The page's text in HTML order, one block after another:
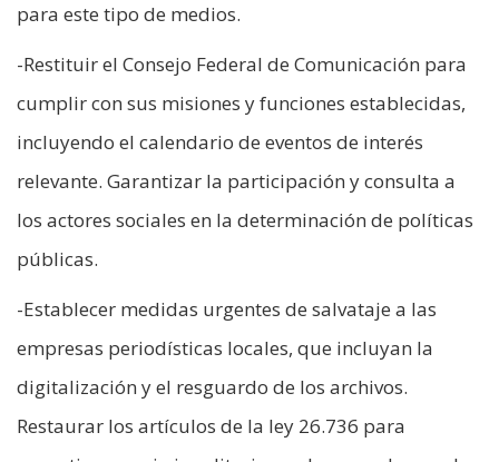
para este tipo de medios.
-Restituir el Consejo Federal de Comunicación para
cumplir con sus misiones y funciones establecidas,
incluyendo el calendario de eventos de interés
relevante. Garantizar la participación y consulta a
los actores sociales en la determinación de políticas
públicas.
-Establecer medidas urgentes de salvataje a las
empresas periodísticas locales, que incluyan la
digitalización y el resguardo de los archivos.
Restaurar los artículos de la ley 26.736 para